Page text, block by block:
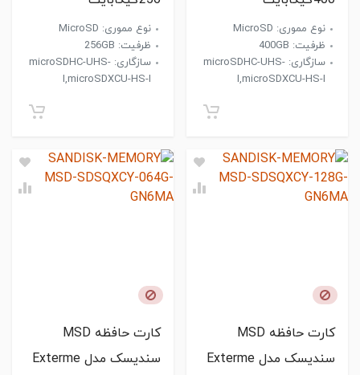
نوع مموری: MicroSD
ظرفیت: 400GB
سازگاری: microSDHC-UHS-
I,microSDXCU-HS-I
نوع مموری: MicroSD
ظرفیت: 256GB
سازگاری: microSDHC-UHS-
I,microSDXCU-HS-I
کارت حافظه MSD
سندیسک مدل Exterme
کارت حافظه MSD
سندیسک مدل Exterme